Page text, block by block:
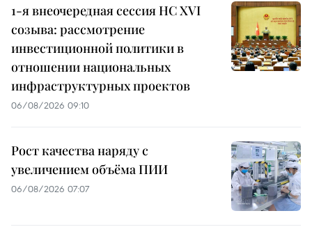
1-я внеочередная сессия НС XVI
созыва: рассмотрение
инвестиционной политики в
отношении национальных
инфраструктурных проектов
06/08/2026 09:10
Рост качества наряду с
увеличением объёма ПИИ
06/08/2026 07:07